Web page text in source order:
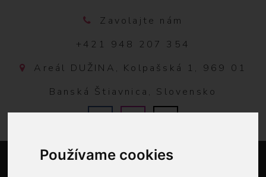
Používame cookies
Zavolajte nám
+421 948 207 354
Areál DUŽINA, Kolpašská 1, 969 01
Banská Štiavnica, Slovensko